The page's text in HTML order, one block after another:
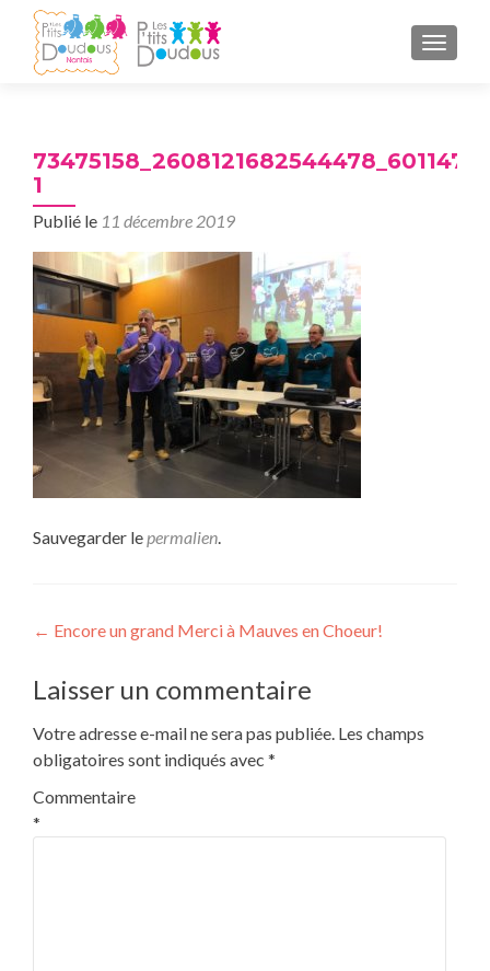
1
Publié le 11 décembre 2019
Sauvegarder lepermalien.
Navigation
de
l’article
← Encore un grand Merci à Mauves en Choeur!
Laisser un commentaire
Votre adresse e-mail ne sera pas publiée. Les champs
obligatoires sont indiqués avec *
Commentaire
*